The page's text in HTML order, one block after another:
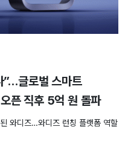
”…글로벌 스마트
픈 직후 5억 원 돌파
와디즈…와디즈 런칭 플랫폼 역할